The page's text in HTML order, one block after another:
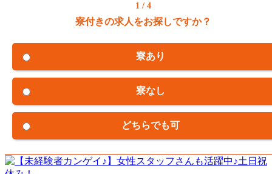
1 / 4
寮付きの求人をお探しですか？
寮あり
寮なし
どちらでも可